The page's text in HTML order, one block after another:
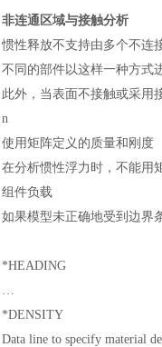
非连通区域与接触分析
惯性释放不支持由多个不连
不同的部件以这样一种方式
此外，当表面不接触或采用
n
使用矩阵定义的质量和刚度
在分析惯性浮力时，不能用
组件负载
如果模型未正确地受到边界
*HEADING
…
*DENSITY
Data line to specify material